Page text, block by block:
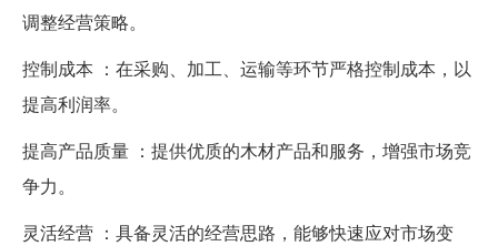
调整经营策略。
控制成本 ：在采购、加工、运输等环节严格控制成本，以
提高利润率。
提高产品质量 ：提供优质的木材产品和服务，增强市场竞
争力。
灵活经营 ：具备灵活的经营思路，能够快速应对市场变